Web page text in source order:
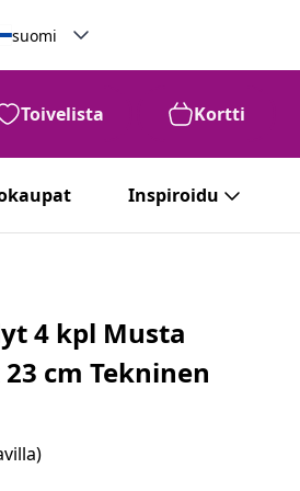
suomi
Toivelista Kortti
Inspiroidu
4 kpl Musta
cm Tekninen